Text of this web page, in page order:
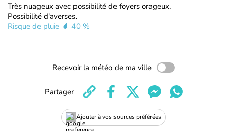
Très nuageux avec possibilité de foyers orageux.
Possibilité d'averses.
Risque de pluie
40 %
Recevoir la météo de ma ville
Ajouter à vos sources préférées
Partager